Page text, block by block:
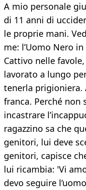
A mio personale
di 11 anni di
le proprie mani.
me: l’Uomo Nero
Cattivo nelle
lavorato a lungo
tenerla prigioniera.
franca. Perché non
incastrare
ragazzino sa che
genitori, lui deve
genitori, capisce
lui ricambia: 'Vi
devo seguire